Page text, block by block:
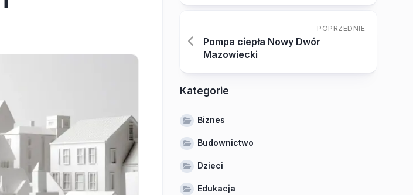
POPRZEDNIE
Pompa ciepła Nowy Dwór
Mazowiecki
Kategorie
Biznes
Budownictwo
Dzieci
Edukacja